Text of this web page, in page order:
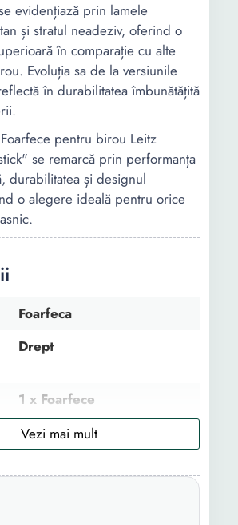
evidențiază prin lamele
și stratul neadeziv, oferind o
în comparație cu alte
Evoluția sa de la versiunile
în durabilitatea îmbunătățită
pentru birou Leitz
se remarcă prin performanța
durabilitatea și designul
o alegere ideală pentru orice
Foarfeca
Drept
1 x Foarfece
Inox Titan